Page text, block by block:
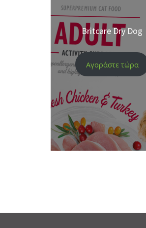
Britcare Dry Dog
Αγοράστε τώρα